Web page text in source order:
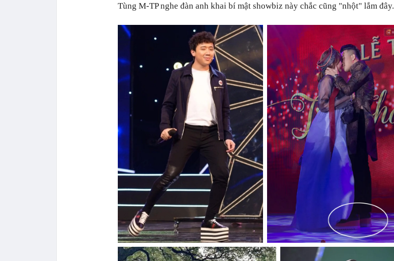
Tùng M-TP nghe đàn anh khai bí mật showbiz này chắc cũng "nhột" lắm đây.